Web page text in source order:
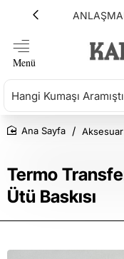
Termo
Ütü Baskısı
Aksesuar